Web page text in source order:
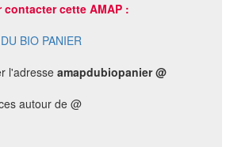
contacter cette AMAP :
BIO PANIER
l'adresse amapdubiopanier @
autour de @